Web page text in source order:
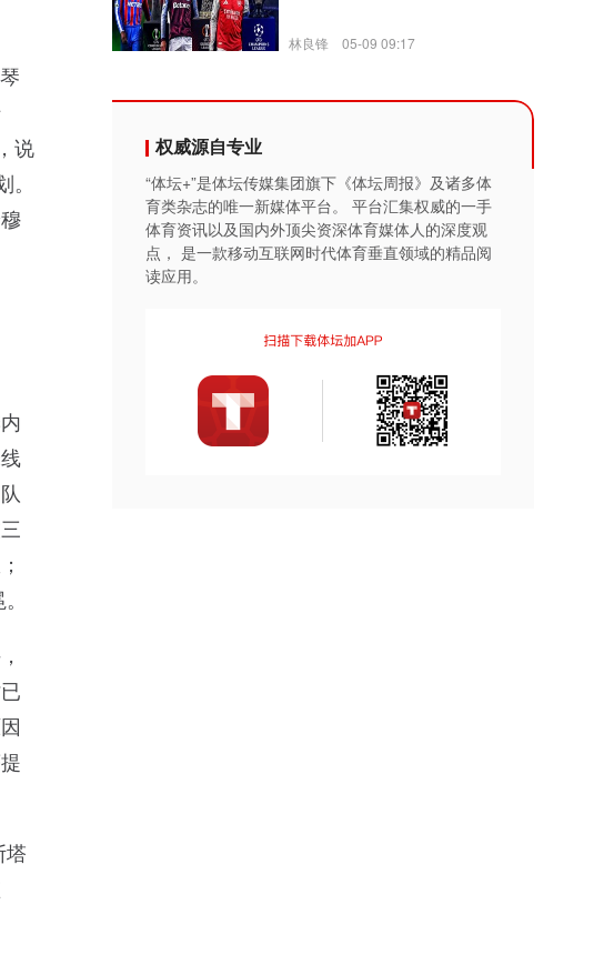
说
塔
林良锋 05-09 09:17
权威源自专业
“体坛+”是体坛传媒集团旗下《体坛周报》及诸多体
育类杂志的唯一新媒体平台。 平台汇集权威的一手
体育资讯以及国内外顶尖资深体育媒体人的深度观
点， 是一款移动互联网时代体育垂直领域的精品阅
读应用。